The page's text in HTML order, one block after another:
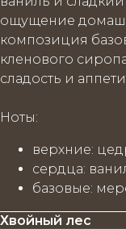
ощущение
композиция
кленового
сладость и
Ноты:
верхние:
сердца:
базовые:
Хвойный лес